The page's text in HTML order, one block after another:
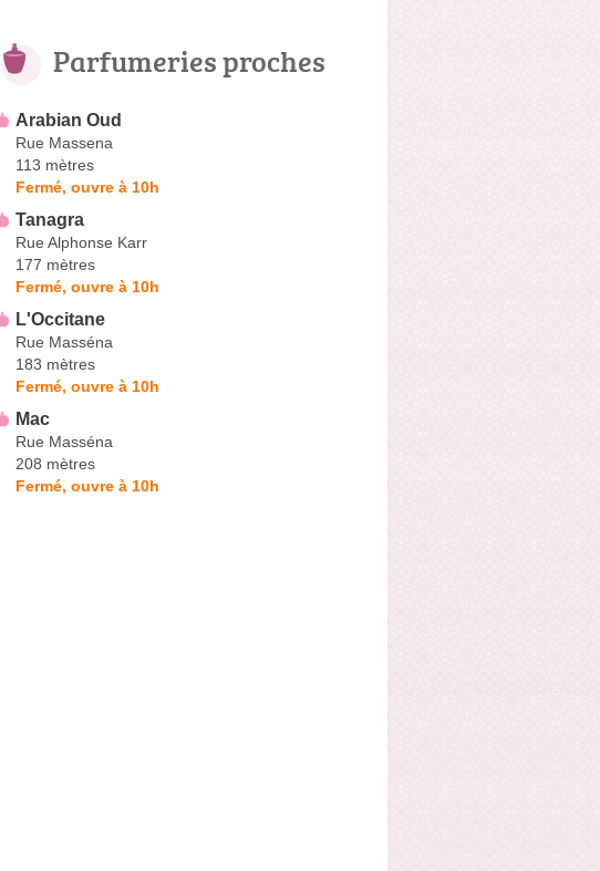
Parfumeries proches
Arabian Oud
Rue Massena
113 mètres
Fermé, ouvre à 10h
Tanagra
Rue Alphonse Karr
177 mètres
Fermé, ouvre à 10h
L'Occitane
Rue Masséna
183 mètres
Fermé, ouvre à 10h
Mac
Rue Masséna
208 mètres
Fermé, ouvre à 10h